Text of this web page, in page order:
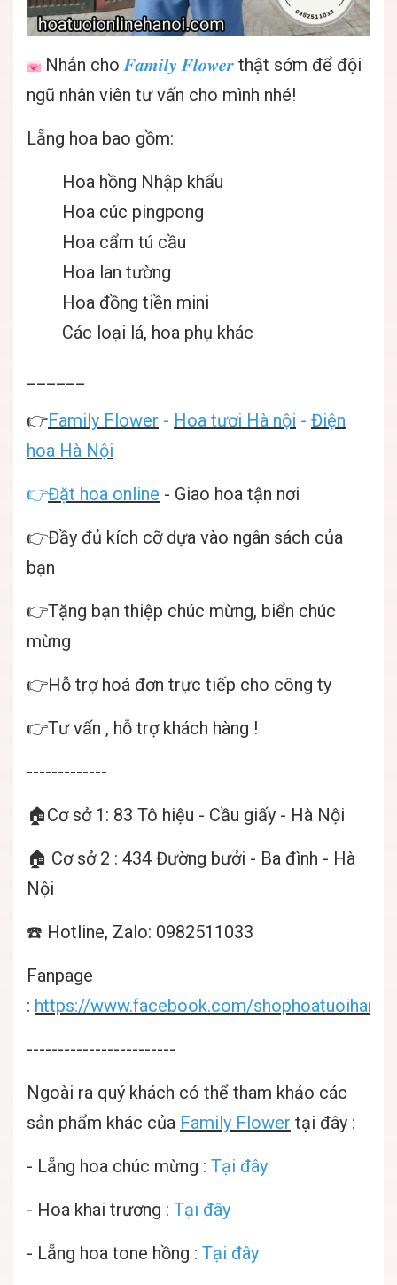
Nhắn cho𝑭𝒂𝒎𝒊𝒍𝒚 𝑭𝒍𝒐𝒘𝒆𝒓 thật sớm để đội
ngũ nhân viên tư vấn cho mình nhé!
Lẵng hoa bao gồm:
Hoa hồng Nhập khẩu
Hoa cúc pingpong
Hoa cẩm tú cầu
Hoa lan tường
Hoa đồng tiền mini
Các loại lá, hoa phụ khác
👉Family Flower - Hoa tươi Hà nội - Điện
hoa Hà Nội
👉Đặt hoa online - Giao hoa tận nơi
👉Đầy đủ kích cỡ dựa vào ngân sách của
bạn
👉Tặng bạn thiệp chúc mừng, biển chúc
mừng
👉Hỗ trợ hoá đơn trực tiếp cho công ty
👉Tư vấn , hỗ trợ khách hàng !
-------------
🏠Cơ sở 1: 83 Tô hiệu - Cầu giấy - Hà Nội
🏠 Cơ sở 2 : 434 Đường bưởi - Ba đình - Hà
Nội
☎️ Hotline, Zalo: 0982511033
Fanpage
: https://www.facebook.com/
------------------------
Ngoài ra quý khách có thể tham khảo các
sản phẩm khác của Family Flower tại đây :
- Lẵng hoa chúc mừng : Tại đây
- Hoa khai trương : Tại đây
- Lẵng hoa tone hồng : Tại đây